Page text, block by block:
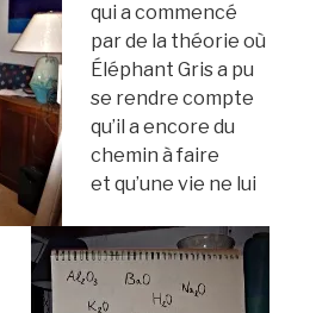
qui a commencé
par de la théorie où
Éléphant Gris a pu
se rendre compte
qu’il a encore du
chemin à faire
et qu’une vie ne lui